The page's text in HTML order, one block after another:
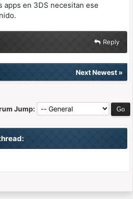
apps en 3DS necesitan ese
Reply
Next Newest»
Jump: